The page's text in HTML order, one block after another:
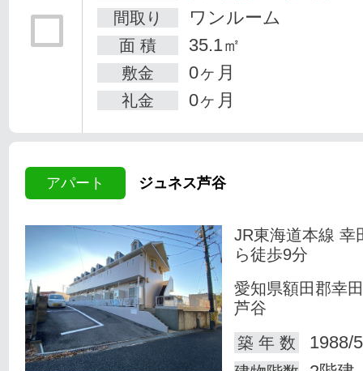
間取り
ワンルーム
面 積 35.1㎡
敷金 0ヶ月
礼金 0ヶ月
アパート ジュネス芦谷
JR東海道本線 幸
ら徒歩9分
愛知県額田郡幸
芦谷
築 年 数
1988/